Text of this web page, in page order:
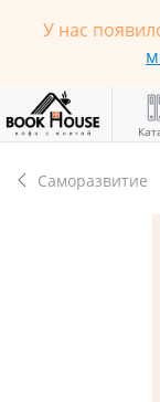
У нас
Саморазвитие